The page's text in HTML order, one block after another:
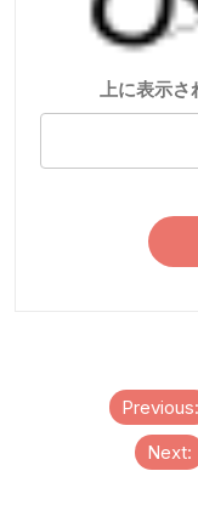
上に表示さ
Previous:
Next: